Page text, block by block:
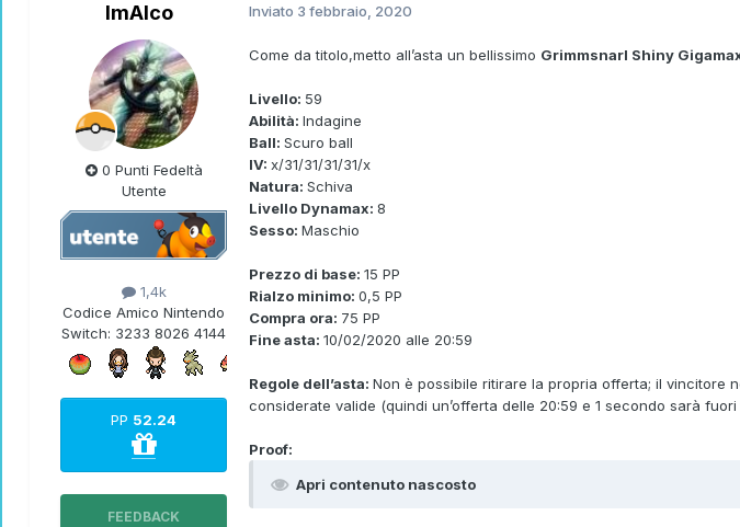
ImAlco
0 Punti Fedeltà
Utente
1,4k
Codice Amico Nintendo
Switch: 3233 8026 4144
PP 52.24
FEEDBACK
Inviato 3 febbraio, 2020
Come da titolo,metto all’asta un bellissimo Grimmsnarl Shiny
Livello: 59
Abilità: Indagine
Ball: Scuro ball
IV: x/31/31/31/31/x
Natura: Schiva
Livello Dynamax: 8
Sesso: Maschio
Prezzo di base: 15 PP
Rialzo minimo: 0,5 PP
Compra ora: 75 PP
Fine asta: 10/02/2020 alle 20:59
Regole dell’asta: Non è possibile ritirare la propria offerta; il vincitore
considerate valide (quindi un’offerta delle 20:59 e 1 secondo sarà fuori
Proof:
Apri contenuto nascosto